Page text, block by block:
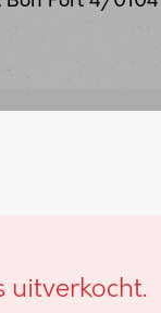
uitverkocht.